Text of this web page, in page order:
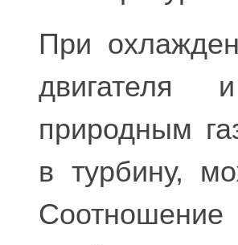
При
двигателя
природным
в турбину,